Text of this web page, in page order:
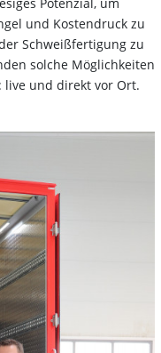
und Kostendruck zu
Schweißfertigung zu
solche Möglichkeiten
live und direkt vor Ort.